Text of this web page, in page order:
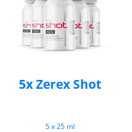
5x Zerex Shot
5 x 25 ml